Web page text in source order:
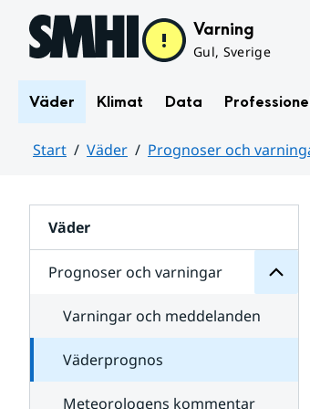
Hoppa till sidans innehåll Varning
Gul, Sverige
Väder Klimat Data
Start Väder Prognoser och
Väder
Prognoser och varningar
för
varningar
Varningar och meddelanden
Väderprognos
Meteorologens kommentar